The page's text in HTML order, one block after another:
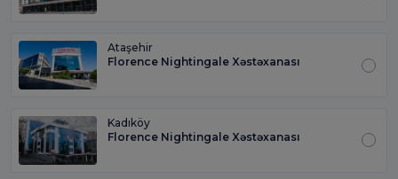
Ataşehir
Florence Nightingale Xəstəxanası
Kadıköy
Florence Nightingale Xəstəxanası